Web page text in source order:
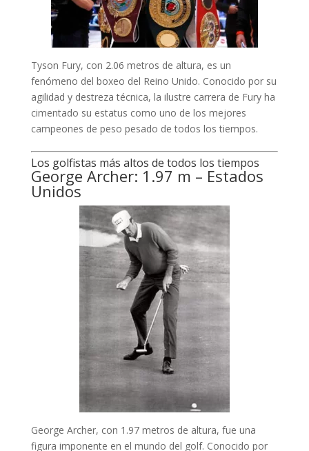
Tyson Fury, con 2.06 metros de altura, es un
fenómeno del boxeo del Reino Unido. Conocido por su
agilidad y destreza técnica, la ilustre carrera de Fury ha
cimentado su estatus como uno de los mejores
campeones de peso pesado de todos los tiempos.
Los golfistas más altos de todos los tiempos
George Archer: 1.97 m – Estados
Unidos
George Archer, con 1.97 metros de altura, fue una
figura imponente en el mundo del golf. Conocido por